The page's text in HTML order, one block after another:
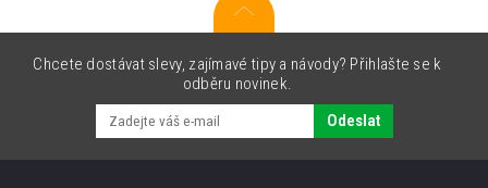
Chcete dostávat slevy, zajímavé tipy a návody? Přihlašte se k
odběru novinek.
Odeslat